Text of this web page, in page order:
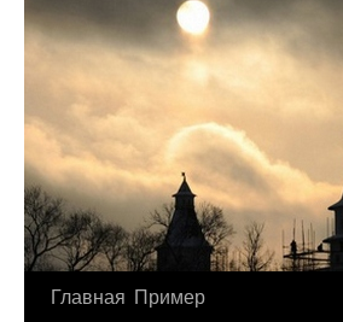
Перейти
Главная Пример